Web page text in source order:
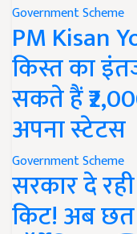
Government Scheme
PM Kisan
किस्त का
सकते हैं
अपना स्टेटस
Government Scheme
सरकार दे
किट! अब छत